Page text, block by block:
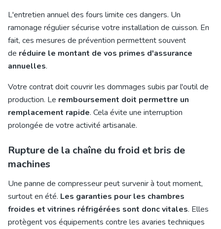
L'entretien annuel des fours limite ces dangers. Un
ramonage régulier sécurise votre installation de cuisson. En
fait, ces mesures de prévention permettent souvent
de réduire le montant de vos primes d'assurance
annuelles.
Votre contrat doit couvrir les dommages subis par l'outil de
production. Le remboursement doit permettre un
remplacement rapide. Cela évite une interruption
prolongée de votre activité artisanale.
Rupture de la chaîne du froid et bris de
machines
Une panne de compresseur peut survenir à tout moment,
surtout en été. Les garanties pour les chambres
froides et vitrines réfrigérées sont donc vitales. Elles
protègent vos équipements contre les avaries techniques